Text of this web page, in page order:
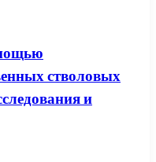
стволовых
и